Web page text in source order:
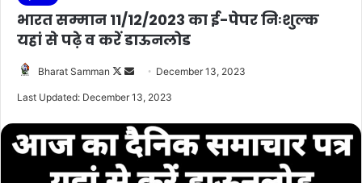
भारत सम्मान 11/12/2023 का ई-पेपर निःशुल्क
यहां से पढ़े व करें डाऊनलोड
Bharat Samman
Follow
Send December 13, 2023
Last Updated: December 13, 2023